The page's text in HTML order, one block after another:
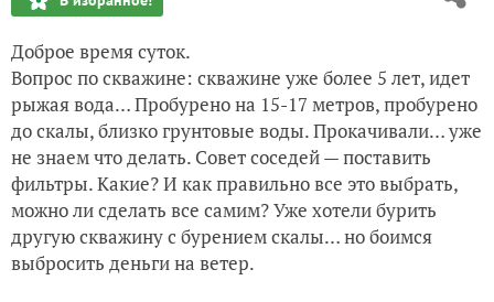
Доброе время суток.
Вопрос по скважине: скважине уже более 5 лет, идет
рыжая вода… Пробурено на 15-17 метров, пробурено
до скалы, близко грунтовые воды. Прокачивали… уже
не знаем что делать. Совет соседей — поставить
фильтры. Какие? И как правильно все это выбрать,
можно ли сделать все самим? Уже хотели бурить
другую скважину с бурением скалы… но боимся
выбросить деньги на ветер.